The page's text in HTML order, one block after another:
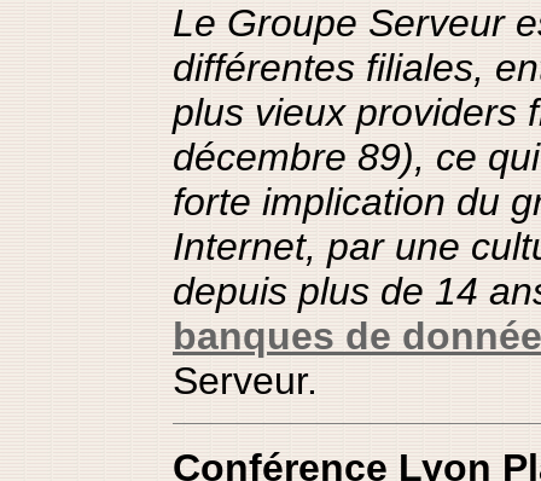
Le Groupe Serveur
différentes filiales,
plus vieux providers
décembre 89), ce
forte implication du
Internet, par une
depuis plus de 14
banques de
Serveur.
Conférence Lyon